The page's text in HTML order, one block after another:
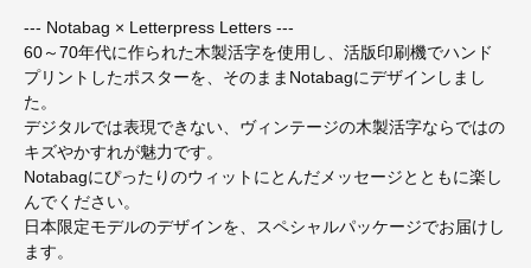
--- Notabag × Letterpress Letters ---
60～70年代に作られた木製活字を使用し、活版印刷機でハンド
プリントしたポスターを、そのままNotabagにデザインしまし
た。
デジタルでは表現できない、ヴィンテージの木製活字ならではの
キズやかすれが魅力です。
Notabagにぴったりのウィットにとんだメッセージとともに楽し
んでください。
日本限定モデルのデザインを、スペシャルパッケージでお届けし
ます。